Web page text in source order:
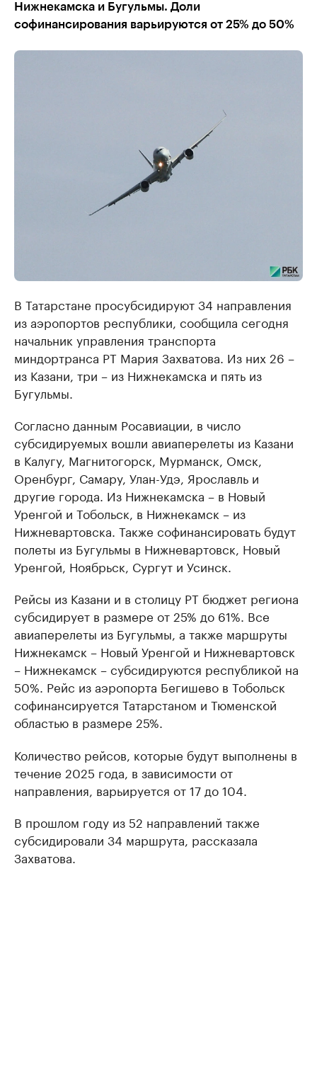
Нижнекамска и Бугульмы. Доли
софинансирования варьируются от 25% до 50%
В Татарстане просубсидируют 34 направления
из аэропортов республики, сообщила сегодня
начальник управления транспорта
миндортранса РТ Мария Захватова. Из них 26 –
из Казани, три – из Нижнекамска и пять из
Бугульмы.
Согласно данным Росавиации, в число
субсидируемых вошли авиаперелеты из Казани
в Калугу, Магнитогорск, Мурманск, Омск,
Оренбург, Самару, Улан-Удэ, Ярославль и
другие города. Из Нижнекамска – в Новый
Уренгой и Тобольск, в Нижнекамск – из
Нижневартовска. Также софинансировать будут
полеты из Бугульмы в Нижневартовск, Новый
Уренгой, Ноябрьск, Сургут и Усинск.
Рейсы из Казани и в столицу РТ бюджет региона
субсидирует в размере от 25% до 61%. Все
авиаперелеты из Бугульмы, а также маршруты
Нижнекамск – Новый Уренгой и Нижневартовск
– Нижнекамск – субсидируются республикой на
50%. Рейс из аэропорта Бегишево в Тобольск
софинансируется Татарстаном и Тюменской
областью в размере 25%.
Количество рейсов, которые будут выполнены в
течение 2025 года, в зависимости от
направления, варьируется от 17 до 104.
В прошлом году из 52 направлений также
субсидировали 34 маршрута, рассказала
Захватова.